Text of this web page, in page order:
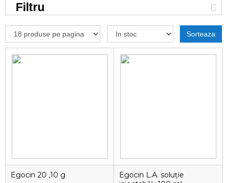
Filtru
Sorteaza
Egocin 20 ,10 g
Egocin L.A. soluție